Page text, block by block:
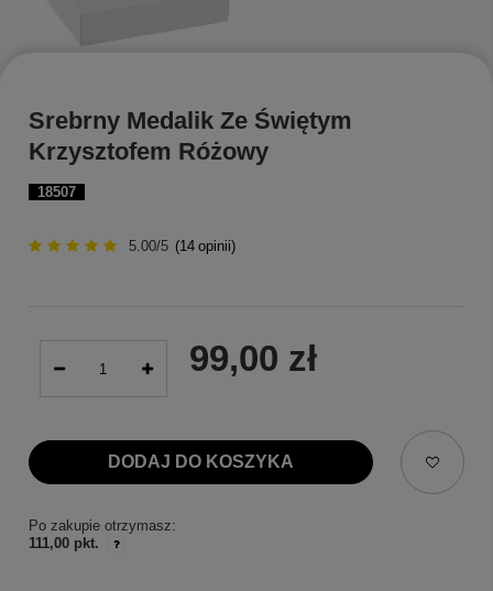
18507
Srebrny Medalik Ze Świętym
Krzysztofem Różowy
5.00/5 (14 opinii)
99,00 zł
DODAJ DO KOSZYKA
Po zakupie otrzymasz:
111,00 pkt.